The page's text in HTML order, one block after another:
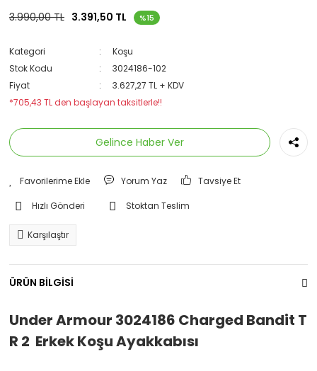
3.990,00 TL 3.391,50 TL %15
Kategori
Koşu
Stok Kodu
3024186-102
Fiyat
3.627,27 TL + KDV
*705,43 TL den başlayan taksitlerle!!
Gelince Haber Ver
Yorum Yaz Tavsiye Et
Hızlı Gönderi Stoktan Teslim
Karşılaştır
ÜRÜN BİLGİSİ
Under Armour 3024186 Charged Bandit T
R 2 Erkek Koşu Ayakkabısı